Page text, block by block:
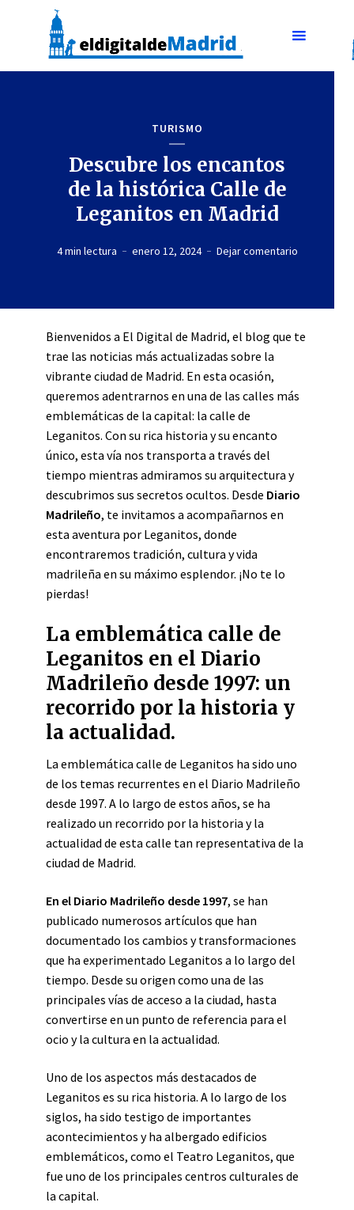
TURISMO
Descubre los encantos
de la histórica Calle de
Leganitos en Madrid
4 min lectura enero 12, 2024 Dejar comentario
Bienvenidos a El Digital de Madrid, el blog que te
trae las noticias más actualizadas sobre la
vibrante ciudad de Madrid. En esta ocasión,
queremos adentrarnos en una de las calles más
emblemáticas de la capital: la calle de
Leganitos. Con su rica historia y su encanto
único, esta vía nos transporta a través del
tiempo mientras admiramos su arquitectura y
descubrimos sus secretos ocultos. Desde Diario
Madrileño, te invitamos a acompañarnos en
esta aventura por Leganitos, donde
encontraremos tradición, cultura y vida
madrileña en su máximo esplendor. ¡No te lo
pierdas!
La emblemática calle de
Leganitos en el Diario
Madrileño desde 1997: un
recorrido por la historia y
la actualidad.
La emblemática calle de Leganitos ha sido uno
de los temas recurrentes en el Diario Madrileño
desde 1997. A lo largo de estos años, se ha
realizado un recorrido por la historia y la
actualidad de esta calle tan representativa de la
ciudad de Madrid.
En el Diario Madrileño desde 1997, se han
publicado numerosos artículos que han
documentado los cambios y transformaciones
que ha experimentado Leganitos a lo largo del
tiempo. Desde su origen como una de las
principales vías de acceso a la ciudad, hasta
convertirse en un punto de referencia para el
ocio y la cultura en la actualidad.
Uno de los aspectos más destacados de
Leganitos es su rica historia. A lo largo de los
siglos, ha sido testigo de importantes
acontecimientos y ha albergado edificios
emblemáticos, como el Teatro Leganitos, que
fue uno de los principales centros culturales de
la capital.